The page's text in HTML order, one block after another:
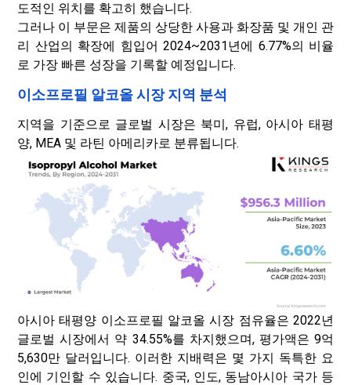
도적인 위치를 확고히 했습니다.
그러나 이 부문은 제품의 상당한 사용과 화장품 및 개인 관
리 산업의 확장에 힘입어 2024~2031년에 6.77%의 비율
로 가장 빠른 성장을 기록할 예정입니다.
이소프로필 알코올 시장 지역 분석
지역을 기준으로 글로벌 시장은 북미, 유럽, 아시아 태평
양, MEA 및 라틴 아메리카로 분류됩니다.
아시아 태평양 이소프로필 알코올 시장 점유율은 2022년
글로벌 시장에서 약 34.55%를 차지했으며, 평가액은 9억
5,630만 달러입니다. 이러한 지배력은 몇 가지 독특한 요
인에 기인할 수 있습니다. 중국, 인도, 동남아시아 국가 등